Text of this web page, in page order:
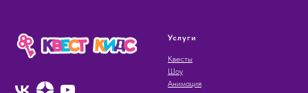
Услуги
Квесты
Шоу
Анимация